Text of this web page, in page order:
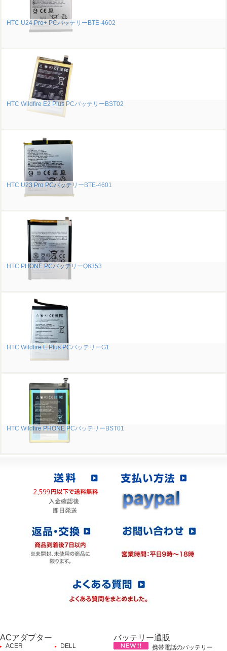
HTC U24 Pro+ PCバッテリーBTE-4602
HTC Wildfire E2 Plus PCバッテリーBST02
HTC U23 Pro PCバッテリーBTE-4601
HTC PHONE PCバッテリーQ6353
HTC Wildfire E Plus PCバッテリーG1
HTC Wildfire PHONE PCバッテリーBST01
ACアダプター
ACER DELL
バッテリー通販
携帯電話のバッテリー